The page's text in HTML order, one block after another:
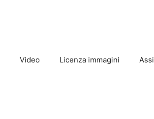
Video Licenza immagini